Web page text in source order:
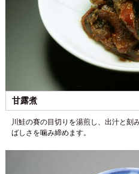
甘露煮
川鮭の賽の目切りを湯煎し、出汁と刻
ばしさを噛み締めます。